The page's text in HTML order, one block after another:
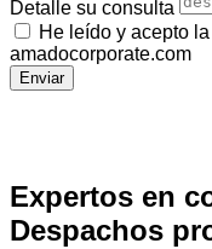
Detalle su consulta
He leído y acepto la
amadocorporate.com
Enviar
Expertos en
Despachos